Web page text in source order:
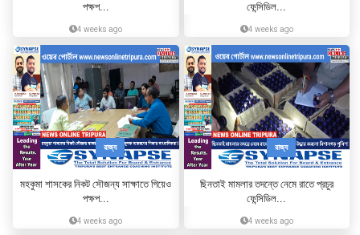
পক্ষপ...
4 weeks ago
ফেন্সিডিল...
4 weeks ago
রাজ্য
মহকুমা শাসকের নিকট সৌজন্য সাক্ষাতে গিয়েও
পক্ষপ...
4 weeks ago
রাজ্য
ছিনতাই মামলার তদন্তে নেমে রাতে প্রচুর
ফেন্সিডিল...
4 weeks ago